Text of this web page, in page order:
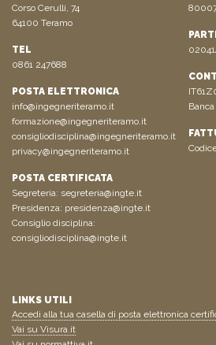
Corso Cerulli, 74
64100 Teramo
TEL
0861 247688
POSTA ELETTRONICA
info@ingegneriteramo.it
formazione@ingegneriteramo.it
consigliodisciplina@ingegneriteramo.it
privacy@ingegneriteramo.it
POSTA CERTIFICATA
Segreteria: segreteria@ingte.it
Presidenza: presidenza@ingte.it
Consiglio disciplina:
consigliodisciplina@ingte.it
LINKS UTILI
Accedi alla tua casella di posta elettronica
Vai su Visura.it